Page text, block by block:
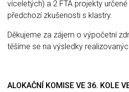
víceletých) a 2 FTA projekty
předchozí zkušenosti s klastry.
Děkujeme za zájem o výpočetní
těšíme se na výsledky
ALOKAČNÍ KOMISE VE 36. KOLE